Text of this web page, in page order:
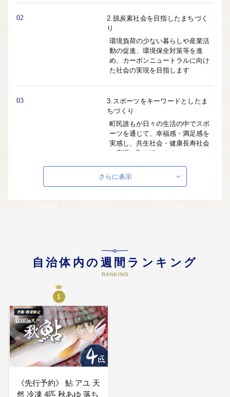
02
2.脱炭素社会を目指したまちづく
り
環境負荷の少ない暮らしや産業活
動の促進、環境保全対策等を進
め、カーボンニュートラルに向け
た社会の実現を目指します
03
3.スポーツをキーワードとしたま
ちづくり
町民誰もが日々の生活の中でスポ
ーツを通じて、幸福感・満足感を
実感し、共生社会・健康長寿社会
の実現に取り組みます
4.住民が安心して元気に暮らせる
5.地域資源を活かした産業・観光
のまちづくり
06
6.豊かな自然を守り育むまちづく
さらに表示
自治体内の週間ランキング
RANKING
1
《先行予約》 鮎 アユ 天
然 冷凍 4匹 秋あゆ 落ち